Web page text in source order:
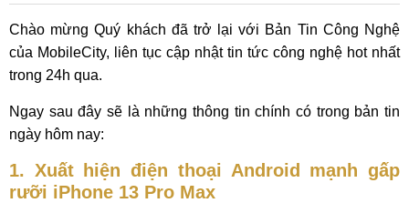
Chào mừng Quý khách đã trở lại với Bản Tin Công Nghệ
của MobileCity, liên tục cập nhật tin tức công nghệ hot nhất
trong 24h qua.
Ngay sau đây sẽ là những thông tin chính có trong bản tin
ngày hôm nay:
1. Xuất hiện điện thoại Android mạnh gấp
rưỡi iPhone 13 Pro Max